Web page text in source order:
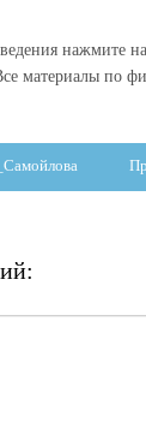
нажмите
материалы по